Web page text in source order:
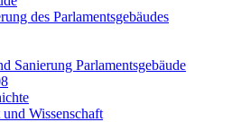
des Parlamentsgebäudes
Sanierung Parlamentsgebäude
und Wissenschaft